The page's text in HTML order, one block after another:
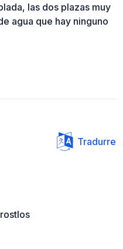
las dos plazas muy
agua que hay ninguno
Tradurre